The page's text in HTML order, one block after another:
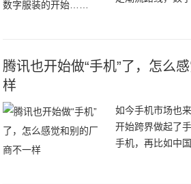
不久以前还是
腾讯也开始做“手机”了，怎么
样
如今手机市场也
开始跨界做起了
手机，再比如中
先行者X1。近日